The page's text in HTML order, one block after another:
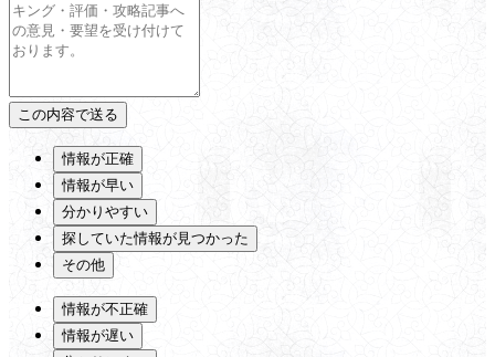
情報が正確
情報が早い
分かりやすい
探していた情報が見つかった
その他
情報が不正確
情報が遅い